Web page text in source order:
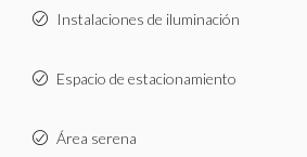
Instalaciones de iluminación
Espacio de estacionamiento
Área serena